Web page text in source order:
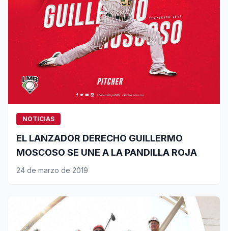
NOTICIAS
EL LANZADOR DERECHO GUILLERMO
MOSCOSO SE UNE A LA PANDILLA ROJA
24 de marzo de 2019